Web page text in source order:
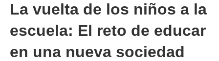
tu
La vuelta de los niños a la
escuela: El reto de educar
en una nueva sociedad